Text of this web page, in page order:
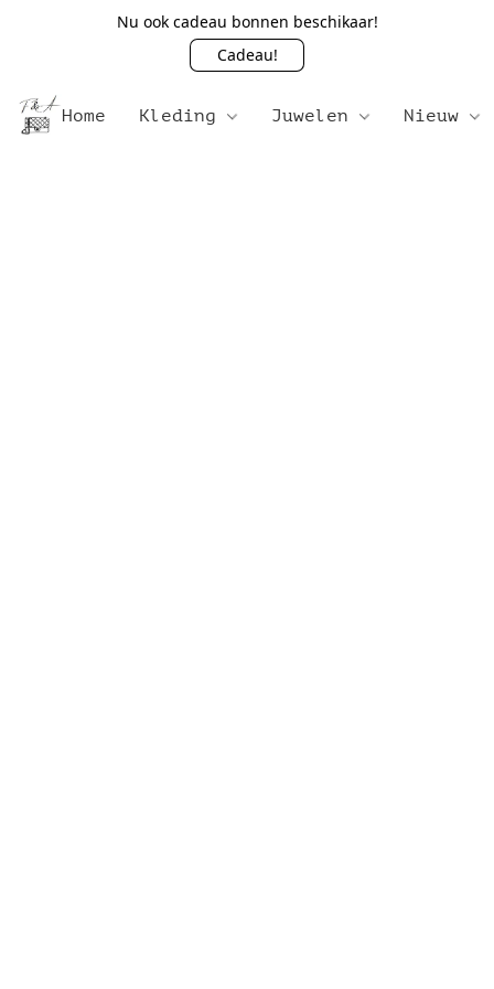
Nu ook cadeau bonnen beschikaar!
Cadeau!
Home Kleding Juwelen Nieuw